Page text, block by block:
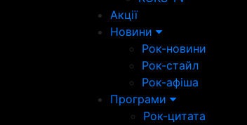
Акції
Новини
Рок-новини
Рок-стайл
Рок-афіша
Програми
Рок-цитата